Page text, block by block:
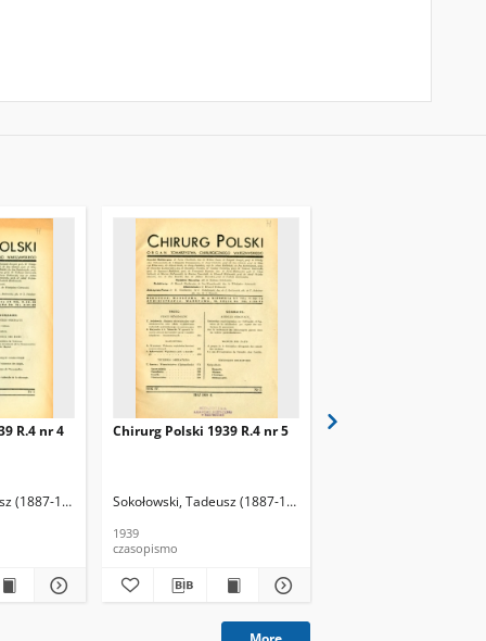
Red.
R.4 nr 4
(1887-1965). Red. Kołodziejski, Jan (lekarz). Red.
Chirurg Polski 1939 R.4 nr 5
Sokołowski, Tadeusz (1887-1965). Red.
1939
czasopismo